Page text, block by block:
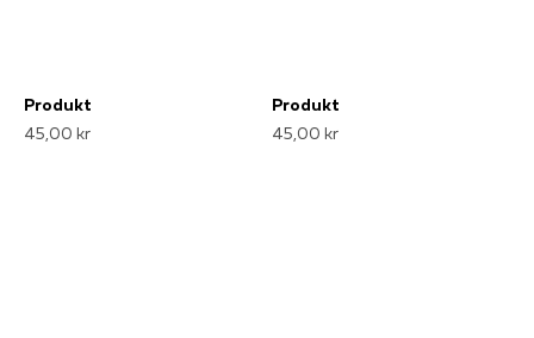
Produkt
45,00 kr
Produkt
45,00 kr